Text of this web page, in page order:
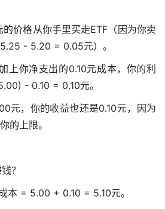
价格从你手里买走ETF（因为你卖
- 5.20 = 0.05元）。
上你净支出的0.10元成本，你的利
- 0.10 = 0.10元。
元，你的收益也还是0.10元，因为
的上限。
？
本 = 5.00 + 0.10 = 5.10元。